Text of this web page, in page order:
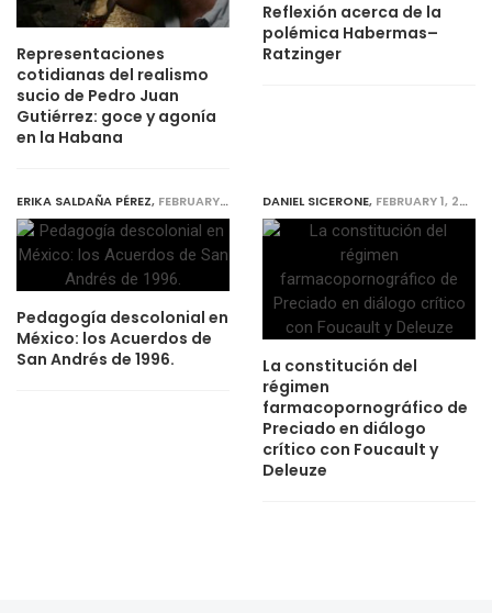
Representaciones
cotidianas del realismo
sucio de Pedro Juan
Gutiérrez: goce y agonía
en la Habana
Reflexión acerca de la
polémica Habermas–
Ratzinger
ERIKA SALDAÑA PÉREZ, FEBRUARY 1, 2020
Pedagogía descolonial en
México: los Acuerdos de
San Andrés de 1996.
DANIEL SICERONE, FEBRUARY 1, 2020
La constitución del
régimen
farmacopornográfico de
Preciado en diálogo
crítico con Foucault y
Deleuze